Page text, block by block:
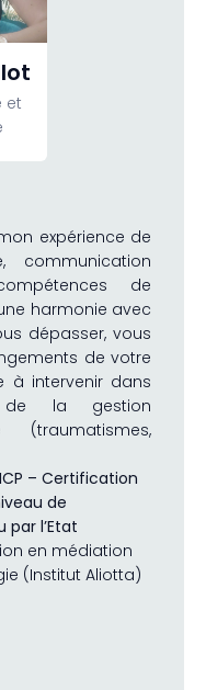
et
expérience de
communication
de
harmonie avec
dépasser, vous
de votre
à intervenir dans
de la gestion
– Certification
de
l’Etat
en médiation
(Institut Aliotta)